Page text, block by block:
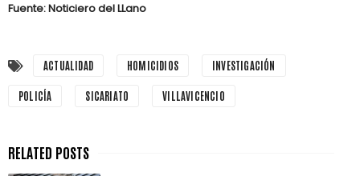
Fuente: Noticiero del LLano
ACTUALIDAD HOMICIDIOS INVESTIGACIÓN
POLICÍA SICARIATO VILLAVICENCIO